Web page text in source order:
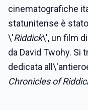
cinematografiche
statunitense è
\'Riddick\', un film
da David Twohy. Si
dedicata
Chronicles of